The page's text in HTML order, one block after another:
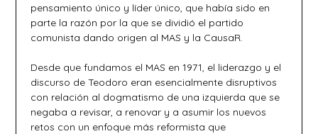
pensamiento único y líder único, que había sido en
parte la razón por la que se dividió el partido
comunista dando origen al MAS y la CausaR.
Desde que fundamos el MAS en 1971, el liderazgo y el
discurso de Teodoro eran esencialmente disruptivos
con relación al dogmatismo de una izquierda que se
negaba a revisar, a renovar y a asumir los nuevos
retos con un enfoque más reformista que